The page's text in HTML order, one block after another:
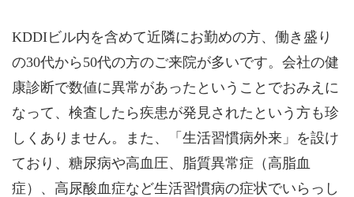
KDDIビル内を含めて近隣にお勤めの方、働き盛り
の30代から50代の方のご来院が多いです。会社の健
康診断で数値に異常があったということでおみえに
なって、検査したら疾患が発見されたという方も珍
しくありません。また、「生活習慣病外来」を設け
ており、糖尿病や高血圧、脂質異常症（高脂血
症）、高尿酸血症など生活習慣病の症状でいらっし